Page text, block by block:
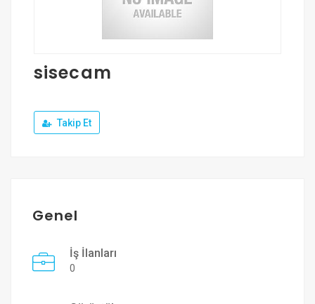
Giriş Yap
sisecam
Takip Et
Genel
İş İlanları
0